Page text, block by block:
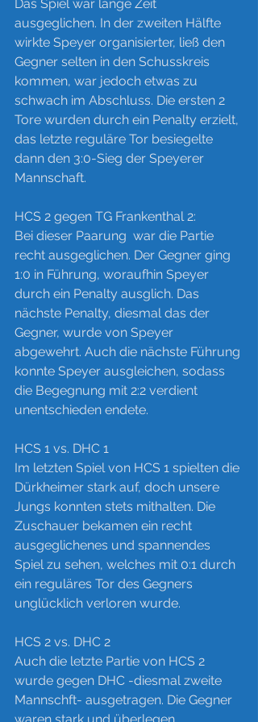
Das Spiel war lange Zeit
ausgeglichen. In der zweiten Hälfte
wirkte Speyer organisierter, ließ den
Gegner selten in den Schusskreis
kommen, war jedoch etwas zu
schwach im Abschluss. Die ersten 2
Tore wurden durch ein Penalty erzielt,
das letzte reguläre Tor besiegelte
dann den 3:0-Sieg der Speyerer
Mannschaft.
HCS 2 gegen TG Frankenthal 2:
Bei dieser Paarung  war die Partie
recht ausgeglichen. Der Gegner ging
1:0 in Führung, woraufhin Speyer
durch ein Penalty ausglich. Das
nächste Penalty, diesmal das der
Gegner, wurde von Speyer
abgewehrt. Auch die nächste Führung
konnte Speyer ausgleichen, sodass
die Begegnung mit 2:2 verdient
unentschieden endete.
HCS 1 vs. DHC 1
Im letzten Spiel von HCS 1 spielten die
Dürkheimer stark auf, doch unsere
Jungs konnten stets mithalten. Die
Zuschauer bekamen ein recht
ausgeglichenes und spannendes
Spiel zu sehen, welches mit 0:1 durch
ein reguläres Tor des Gegners
unglücklich verloren wurde.
HCS 2 vs. DHC 2
Auch die letzte Partie von HCS 2
wurde gegen DHC -diesmal zweite
Mannschft- ausgetragen. Die Gegner